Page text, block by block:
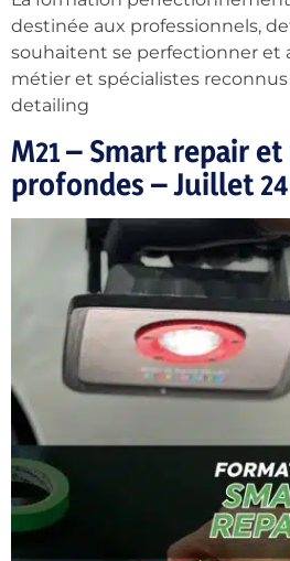
destinée aux professionnels,
souhaitent se perfectionner et
métier et spécialistes
detailing
M21 – Smart repair
profondes – Juillet 24